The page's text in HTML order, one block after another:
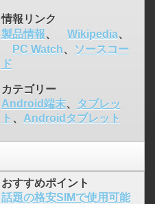
情報リンク
製品情報、 Wikipedia、
PC Watch、
ソースコー
ド
カテゴリー
Android端末、
タブレッ
ト 、 Androidタブレット
おすすめポイント
話題の格安SIMで使用可能